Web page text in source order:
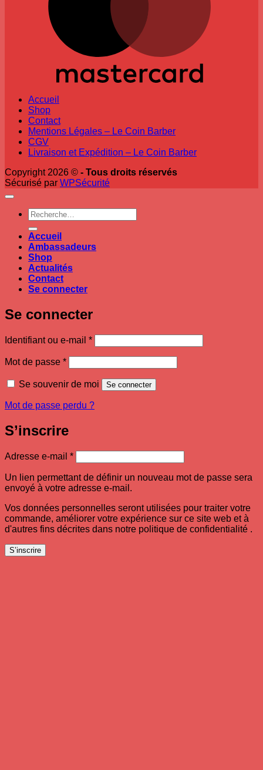
Accueil
Shop
Contact
Mentions Légales – Le Coin Barber
CGV
Livraison et Expédition – Le Coin Barber
Copyright 2026 © - Tous droits réservés
Sécurisé par WPSécurité
Recherche
pour :
Accueil
Ambassadeurs
Shop
Actualités
Contact
Se connecter
Se connecter
Identifiant ou e-mail *Obligatoire
Mot de passe *Obligatoire
Se souvenir de moi Se connecter
Mot de passe perdu ?
S’inscrire
Adresse e-mail *Obligatoire
Un lien permettant de définir un nouveau mot de passe sera
envoyé à votre adresse e-mail.
Vos données personnelles seront utilisées pour traiter votre
commande, améliorer votre expérience sur ce site web et à
d'autres fins décrites dans notre politique de confidentialité .
S’inscrire